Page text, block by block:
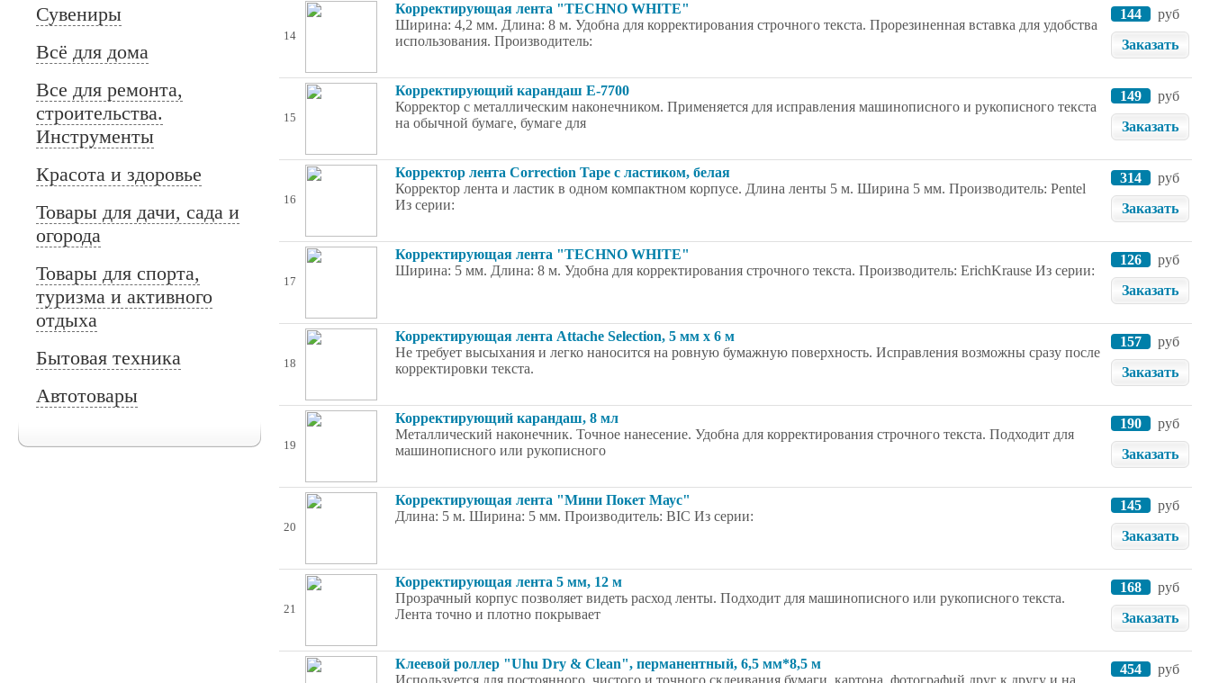
Сувениры
Всё для дома
Все для ремонта,
строительства.
Инструменты
Красота и здоровье
Товары для дачи, сада и
огорода
Товары для спорта,
туризма и активного
отдыха
Бытовая техника
Автотовары
14
Корректирующая лента "TECHNO WHITE"
Ширина: 4,2 мм. Длина: 8 м. Удобна для корректирования строчного текста. Прорезиненная вставка для удобства
использования. Производитель:
144
руб
Заказать
15
Корректирующий карандаш E-7700
Корректор с металлическим наконечником. Применяется для исправления машинописного и рукописного текста
на обычной бумаге, бумаге для
149
руб
Заказать
16
Корректор лента Correction Tape с ластиком, белая
Корректор лента и ластик в одном компактном корпусе. Длина ленты 5 м. Ширина 5 мм. Производитель: Pentel
Из серии:
314
руб
Заказать
17
Корректирующая лента "TECHNO WHITE"
Ширина: 5 мм. Длина: 8 м. Удобна для корректирования строчного текста. Производитель: ErichKrause Из серии:
126
руб
Заказать
18
Корректирующая лента Attache Selection, 5 мм х 6 м
Не требует высыхания и легко наносится на ровную бумажную поверхность. Исправления возможны сразу после
корректировки текста.
157
руб
Заказать
19
Корректирующий карандаш, 8 мл
Металлический наконечник. Точное нанесение. Удобна для корректирования строчного текста. Подходит для
машинописного или рукописного
190
руб
Заказать
20
Корректирующая лента "Мини Покет Маус"
Длина: 5 м. Ширина: 5 мм. Производитель: BIC Из серии:
145
руб
Заказать
21
Корректирующая лента 5 мм, 12 м
Прозрачный корпус позволяет видеть расход ленты. Подходит для машинописного или рукописного текста.
Лента точно и плотно покрывает
168
руб
Заказать
Клеевой роллер "Uhu Dry & Clean", перманентный, 6,5 мм*8,5 м
Используется для постоянного, чистого и точного склеивания бумаги, картона, фотографий друг к другу и на
454
руб